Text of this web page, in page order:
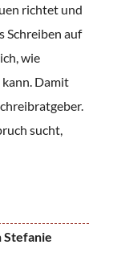
richtet und
Schreiben auf
wie
kann. Damit
sucht,
Stefanie